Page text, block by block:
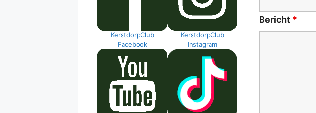
KerstdorpClub
Facebook
KerstdorpClub
Instagram
Bericht *